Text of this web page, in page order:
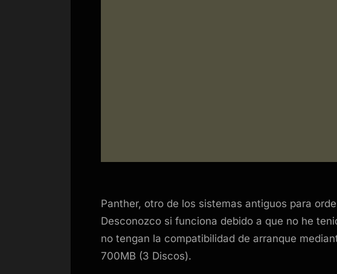
Panther, otro de los sistemas antiguos para
Desconozco si funciona debido a que no he
no tengan la compatibilidad de arranque
700MB (3 Discos).